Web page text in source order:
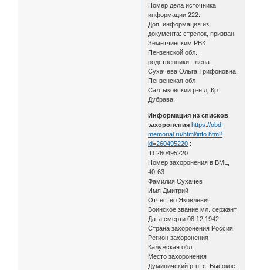
Номер дела источника
информации 222.
Доп. информация из
документа: стрелок, призван
Земетчинским РВК
Пензенской обл.,
родственники - жена
Сухачева Ольга Трифоновна,
Пензенская обл
Салтыковский р-н д. Кр.
Дубрава.
Информация из списков
захоронения https://obd-
memorial.ru/html/info.htm?
id=260495220 :
ID 260495220
Номер захоронения в ВМЦ
40-63
Фамилия Сухачев
Имя Дмитрий
Отчество Яковлевич
Воинское звание мл. сержант
Дата смерти 08.12.1942
Страна захоронения Россия
Регион захоронения
Калужская обл.
Место захоронения
Думиничский р-н, с. Высокое.